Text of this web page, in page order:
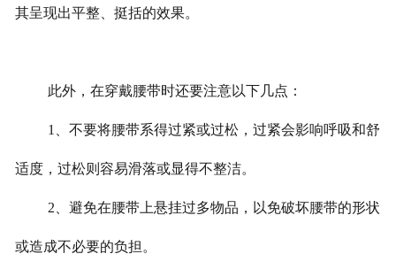
其呈现出平整、挺括的效果。
此外，在穿戴腰带时还要注意以下几点：
1、不要将腰带系得过紧或过松，过紧会影响呼吸和舒
适度，过松则容易滑落或显得不整洁。
2、避免在腰带上悬挂过多物品，以免破坏腰带的形状
或造成不必要的负担。